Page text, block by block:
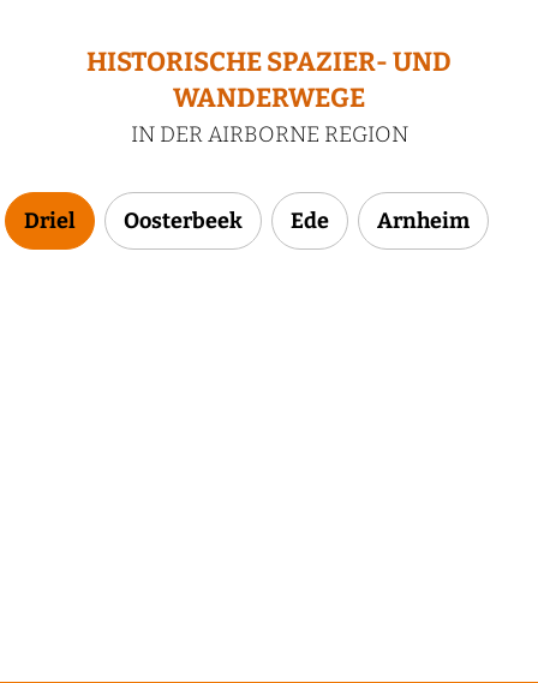
HISTORISCHE SPAZIER- UND
WANDERWEGE
IN DER AIRBORNE REGION
Driel Oosterbeek Ede Arnheim